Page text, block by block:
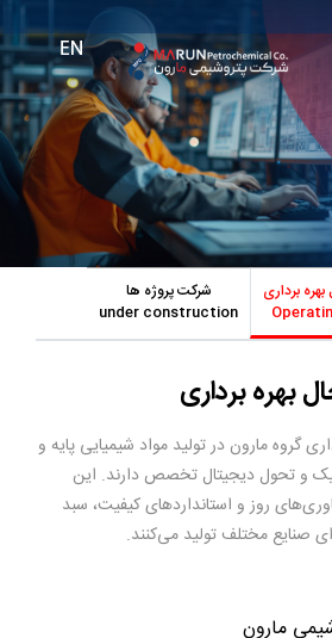
برداری
شرکت پروژه ها
under construction
بهره برداری
گروه مارون در تولید مواد شیمیایی پایه و
و تحول دیجیتال تخصص دارند. این
روز و استانداردهای کیفیت، سبد
صنایع مختلف تولید می‌کنند.
مارون